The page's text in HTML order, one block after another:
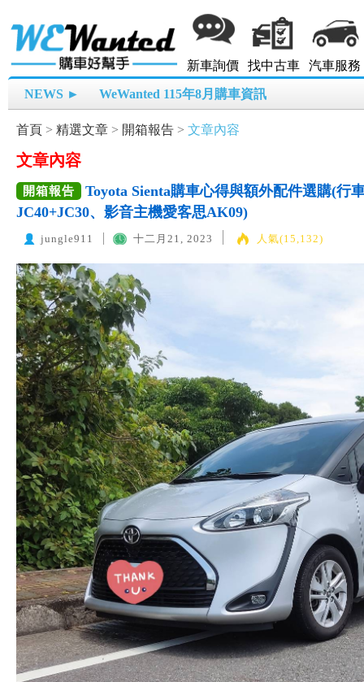
新車詢價 找中古車 汽車服務
NEWS ► WeWanted 115年8月購車資訊
首頁 > 精選文章 > 開箱報告 > 文章內容
文章內容
開箱報告
Toyota Sienta購車心得與額外配件選購(行
JC40+JC30、影音主機愛客思AK09)
jungle911 十二月21, 2023 人氣(15,132)